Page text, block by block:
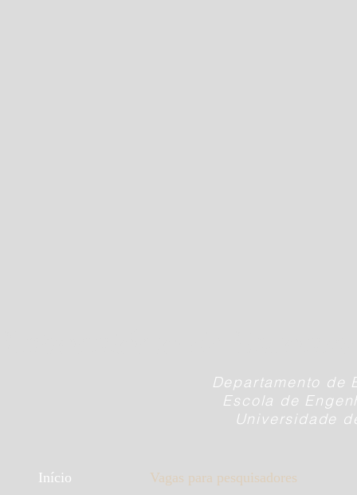
Departamento de
Escola de
Universidade
Início Vagas para pesquisadores